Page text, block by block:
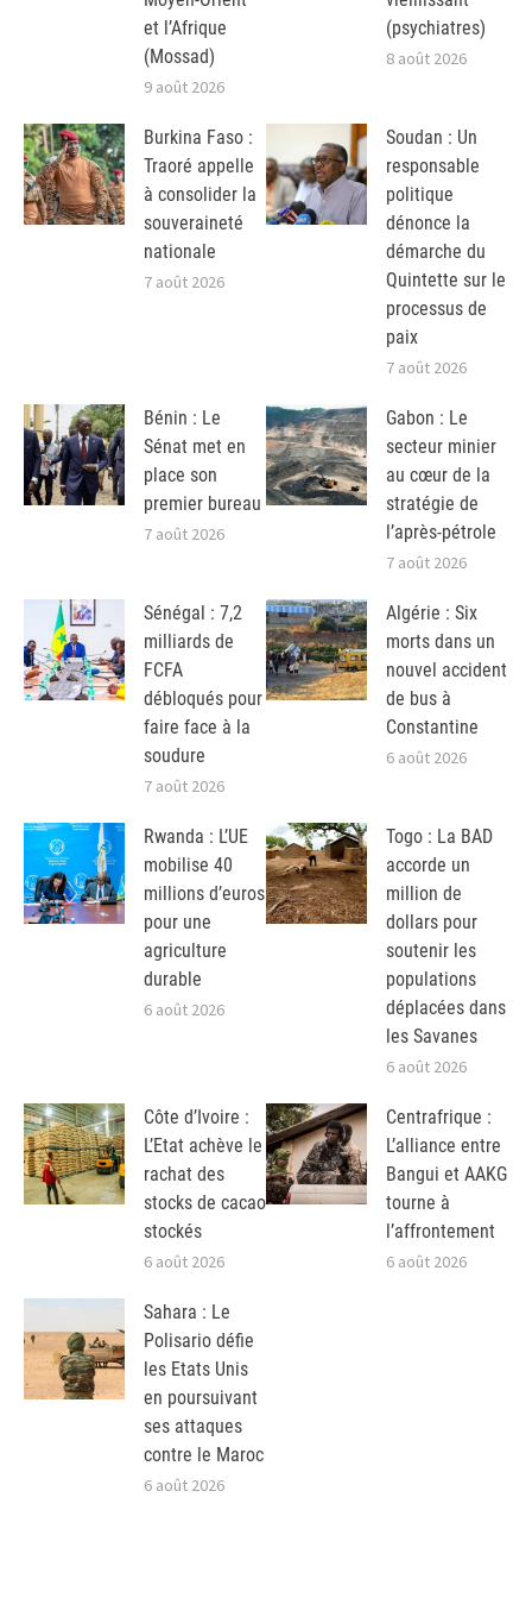
et l’Afrique
(Mossad)
9 août 2026
(psychiatres)
8 août 2026
Burkina Faso :
Traoré appelle
à consolider la
souveraineté
nationale
7 août 2026
Soudan : Un
responsable
politique
dénonce la
démarche du
Quintette sur le
processus de
paix
7 août 2026
Bénin : Le
Sénat met en
place son
premier bureau
7 août 2026
Gabon : Le
secteur minier
au cœur de la
stratégie de
l’après-pétrole
7 août 2026
Sénégal : 7,2
milliards de
FCFA
débloqués pour
faire face à la
soudure
7 août 2026
Algérie : Six
morts dans un
nouvel accident
de bus à
Constantine
6 août 2026
Rwanda : L’UE
mobilise 40
millions d’euros
pour une
agriculture
durable
6 août 2026
Togo : La BAD
accorde un
million de
dollars pour
soutenir les
populations
déplacées dans
les Savanes
6 août 2026
Côte d’Ivoire :
L’Etat achève le
rachat des
stocks de cacao
stockés
6 août 2026
Centrafrique :
L’alliance entre
Bangui et AAKG
tourne à
l’affrontement
6 août 2026
Sahara : Le
Polisario défie
les Etats Unis
en poursuivant
ses attaques
contre le Maroc
6 août 2026